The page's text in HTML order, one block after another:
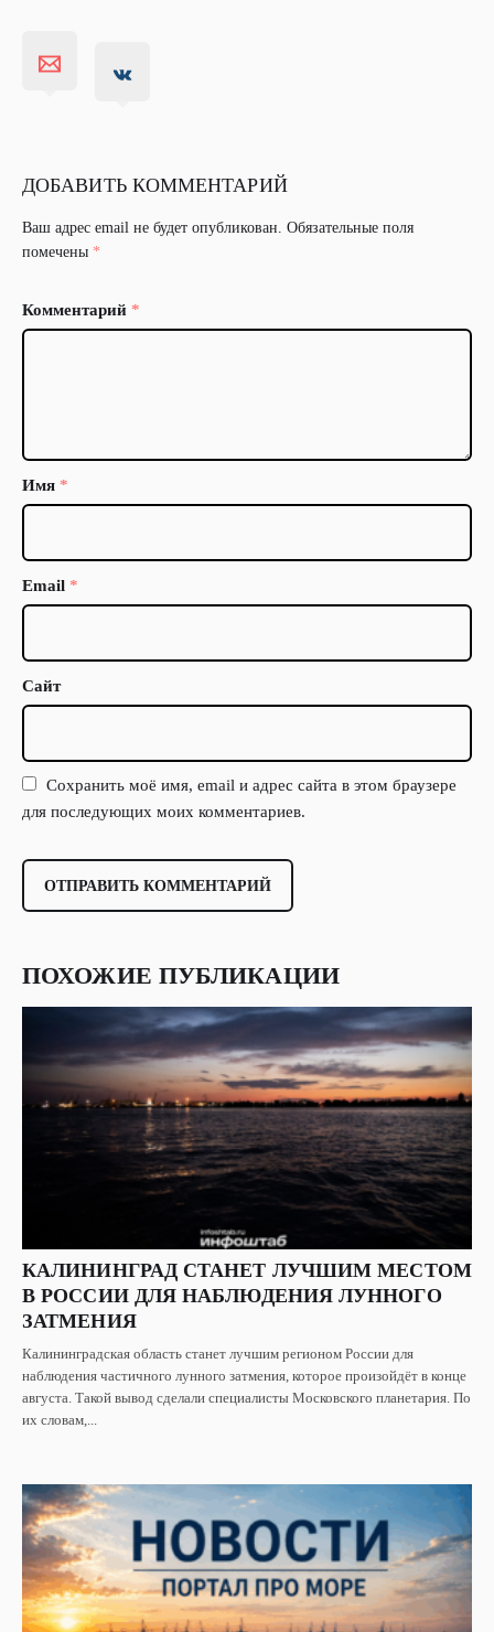
ДОБАВИТЬ КОММЕНТАРИЙ
Ваш адрес email не будет опубликован. Обязательные поля
помечены *
Комментарий *
Имя *
Email *
Сайт
Сохранить моё имя, email и адрес сайта в этом браузере
для последующих моих комментариев.
ПОХОЖИЕ ПУБЛИКАЦИИ
КАЛИНИНГРАД СТАНЕТ ЛУЧШИМ МЕСТОМ
В РОССИИ ДЛЯ НАБЛЮДЕНИЯ ЛУННОГО
ЗАТМЕНИЯ
Калининградская область станет лучшим регионом России для
наблюдения частичного лунного затмения, которое произойдёт в конце
августа. Такой вывод сделали специалисты Московского планетария. По
их словам,...